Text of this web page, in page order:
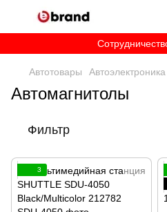
Автотовары
Автомагнитолы
Фильтр
3